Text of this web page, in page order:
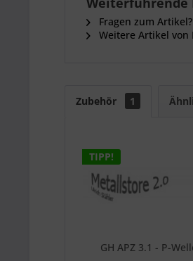
Fragen zum Artikel?
Weitere Artikel von
Zubehör 1
TIPP!
GH APZ 3.1 - P-